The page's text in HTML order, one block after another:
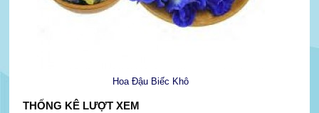
Hoa Đậu Biếc Khô
THỐNG KÊ LƯỢT XEM